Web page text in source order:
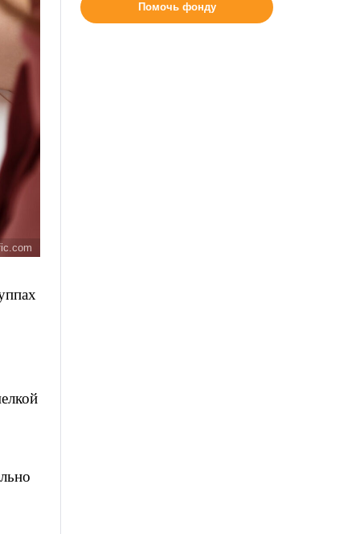
Помочь фонду